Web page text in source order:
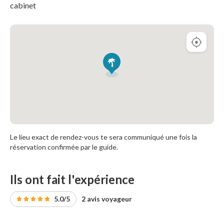
cabinet
Le lieu exact de rendez-vous te sera communiqué une fois la
réservation confirmée par le guide.
Ils ont fait l'expérience
5.0/5 2 avis voyageur